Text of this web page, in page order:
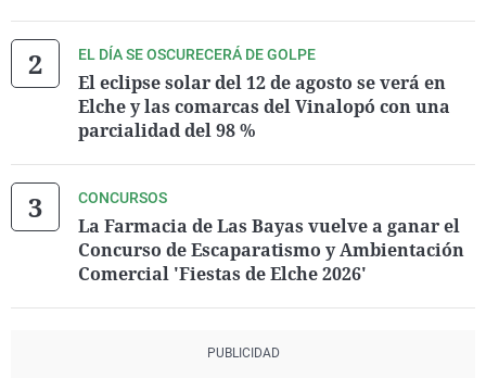
EL DÍA SE OSCURECERÁ DE GOLPE
El eclipse solar del 12 de agosto se verá en
Elche y las comarcas del Vinalopó con una
parcialidad del 98 %
CONCURSOS
La Farmacia de Las Bayas vuelve a ganar el
Concurso de Escaparatismo y Ambientación
Comercial 'Fiestas de Elche 2026'